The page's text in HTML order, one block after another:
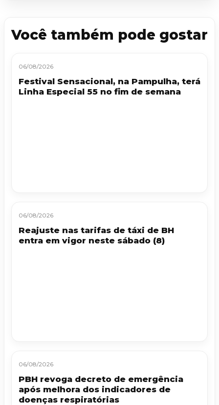
Você também pode gostar
06/08/2026
Festival Sensacional, na Pampulha, terá
Linha Especial 55 no fim de semana
06/08/2026
Reajuste nas tarifas de táxi de BH
entra em vigor neste sábado (8)
06/08/2026
PBH revoga decreto de emergência
após melhora dos indicadores de
doenças respiratórias